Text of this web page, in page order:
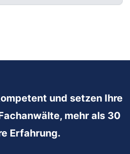
und setzen Ihre
mehr als 30
Erfahrung.